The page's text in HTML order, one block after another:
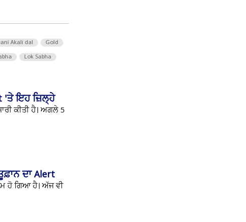
Akali dal Gold
Lok Sabha
'ਤੇ ਇਹ ਜ਼ਿਲ੍ਹੇ
ਕੀਤੀ ਹੈ। ਅਗਲੇ 5
ਦਾ Alert
ਹੋ ਗਿਆ ਹੈ। ਅੱਜ ਵੀ